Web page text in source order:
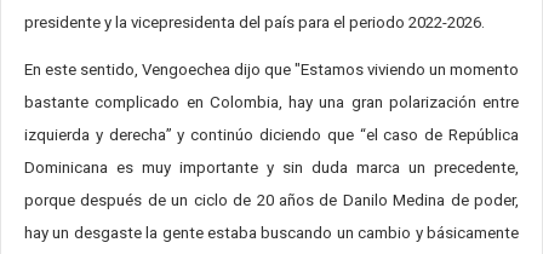
presidente y la vicepresidenta del país para el periodo 2022-2026.
En este sentido, Vengoechea dijo que "Estamos viviendo un momento
bastante complicado en Colombia, hay una gran polarización entre
izquierda y derecha” y continúo diciendo que “el caso de República
Dominicana es muy importante y sin duda marca un precedente,
porque después de un ciclo de 20 años de Danilo Medina de poder,
hay un desgaste la gente estaba buscando un cambio y básicamente